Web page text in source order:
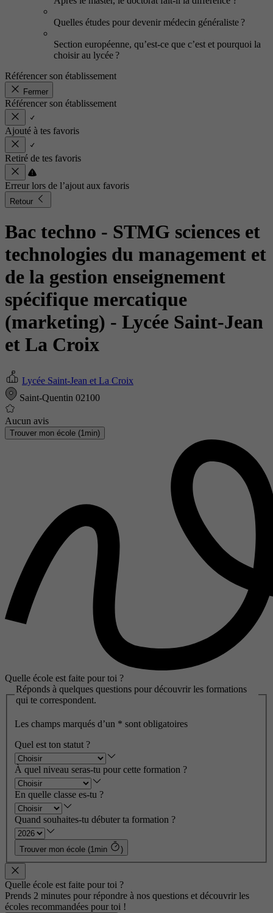
Quelles études pour devenir médecin généraliste ?
Section européenne, qu’est-ce que c’est et pourquoi la
choisir au lycée ?
Référencer son établissement
Fermer
Référencer son établissement
Ajouté à tes favoris
Retiré de tes favoris
Erreur lors de l’ajout aux favoris
Retour
Bac techno - STMG sciences et
technologies du management et
de la gestion enseignement
spécifique mercatique
(marketing) - Lycée Saint-Jean
et La Croix
Lycée Saint-Jean et La Croix
Saint-Quentin 02100
Aucun avis
Trouver mon école (1min)
Quelle école est faite pour toi ?
Réponds à quelques questions pour découvrir les formations
qui te correspondent.
Les champs marqués d’un * sont obligatoires
Quel est ton statut ?
À quel niveau seras-tu pour cette formation ?
En quelle classe es-tu ?
Quand souhaites-tu débuter ta formation ?
Trouver mon école (1min )
Quelle école est faite pour toi ?
Prends 2 minutes pour répondre à nos questions et découvrir les
écoles recommandées pour toi !